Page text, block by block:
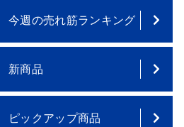
今週の売れ筋ランキング
新商品
ピックアップ商品